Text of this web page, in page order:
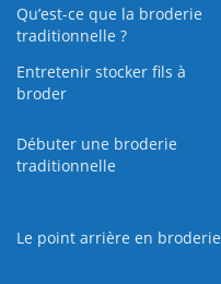
Qu’est-ce que la broderie
traditionnelle ?
Entretenir stocker fils à
broder
Débuter une broderie
traditionnelle
Le point arrière en broderie